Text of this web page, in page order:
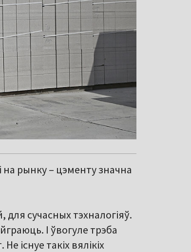
на рынку – цэменту значна
для сучасных тэхналогіяў.
І ўвогуле трэба
існуе такіх вялікіх